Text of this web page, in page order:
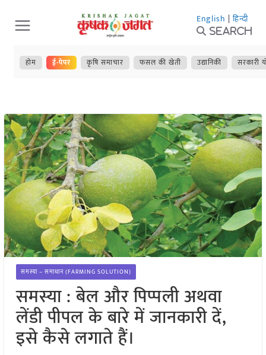
Skip
to
content
English | हिन्दी
Search
होम ई-पेपर कृषि समाचार फसल की खेती उद्यानिकी सरकारी
समस्या – समाधान (FARMING SOLUTION)
समस्या : बेल और पिप्पली अथवा
लेंडी पीपल के बारे में जानकारी दें,
इसे कैसे लगाते हैं।